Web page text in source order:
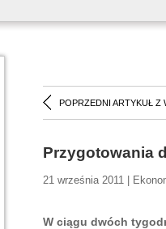
POPRZEDNI ARTYKUŁ Z
Przygotowania
21 września 2011 |
W ciągu dwóch